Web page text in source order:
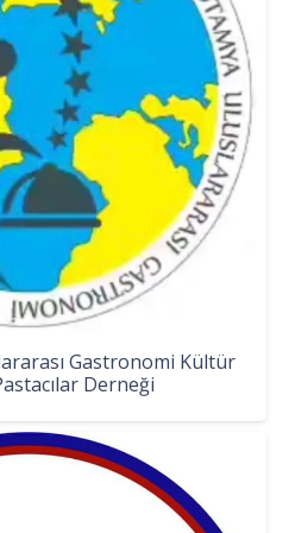
Gastronomi Kültür
Derneği